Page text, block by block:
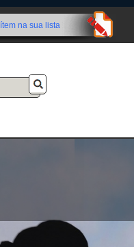
ítem na sua lista